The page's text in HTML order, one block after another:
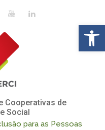
Cooperativas de
Social
para as Pessoas